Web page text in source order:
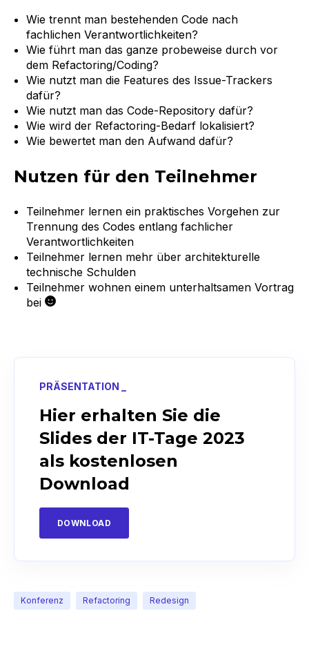
Wie trennt man bestehenden Code nach
fachlichen Verantwortlichkeiten?
Wie führt man das ganze probeweise durch vor
dem Refactoring/Coding?
Wie nutzt man die Features des Issue-Trackers
dafür?
Wie nutzt man das Code-Repository dafür?
Wie wird der Refactoring-Bedarf lokalisiert?
Wie bewertet man den Aufwand dafür?
Nutzen für den Teilnehmer
Teilnehmer lernen ein praktisches Vorgehen zur
Trennung des Codes entlang fachlicher
Verantwortlichkeiten
Teilnehmer lernen mehr über architekturelle
technische Schulden
Teilnehmer wohnen einem unterhaltsamen Vortrag
bei
PRÄSENTATION _
Hier erhalten Sie die
Slides der IT-Tage 2023
als kostenlosen
Download
DOWNLOAD
Konferenz Refactoring Redesign